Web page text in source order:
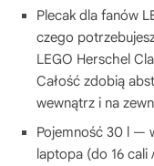
Plecak dla fanów
czego
LEGO Herschel
Całość zdobią
wewnątrz i na
Pojemność 30 l —
laptopa (do 16 cali